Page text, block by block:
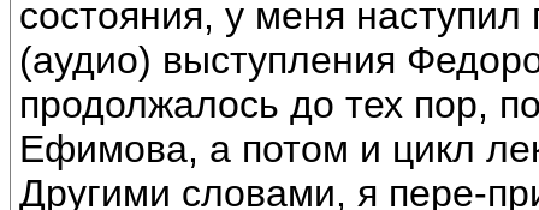
состояния, у меня
(аудио) выступления
продолжалось до тех пор,
Ефимова, а потом и цикл
Другими словами, я пере-